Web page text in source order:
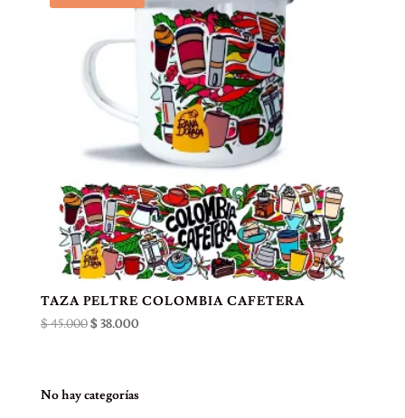
TAZA PELTRE COLOMBIA CAFETERA
$45.000El
$ 45.000.
$38.000El
No hay categorías